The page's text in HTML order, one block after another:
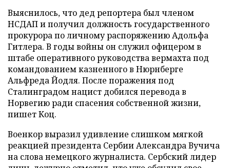
Выяснилось, что дед репортера был членом
НСДАП и получил должность государственного
прокурора по личному распоряжению Адольфа
Гитлера. В годы войны он служил офицером в
штабе оперативного руководства вермахта под
командованием казненного в Нюрнберге
Альфреда Йодля. После поражения под
Сталинградом нацист добился перевода в
Норвегию ради спасения собственной жизни,
пишет Коц.
Военкор выразил удивление слишком мягкой
реакцией президента Сербии Александра Вучича
на слова немецкого журналиста. Сербский лидер